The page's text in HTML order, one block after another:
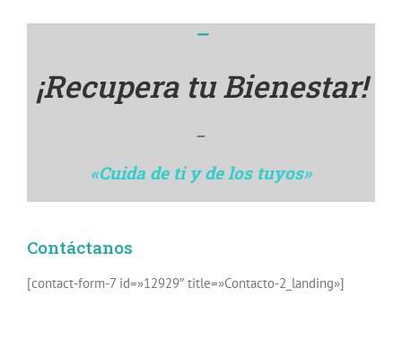
—
¡Recupera tu Bienestar!
—
«Cuida de ti y de los tuyos»
Contáctanos
[contact-form-7 id=»12929″ title=»Contacto-2_landing»]